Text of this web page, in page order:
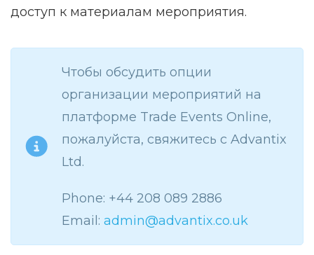
доступ к материалам мероприятия.
Чтобы обсудить опции
организации мероприятий на
платформе Trade Events Online,
пожалуйста, свяжитесь с Advantix
Ltd.
Phone: +44 208 089 2886
Email: admin@advantix.co.uk